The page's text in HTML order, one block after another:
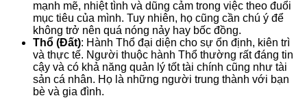
mạnh mẽ, nhiệt tình và dũng cảm trong việc theo đuổi
mục tiêu của mình. Tuy nhiên, họ cũng cần chú ý để
không trở nên quá nóng nảy hay bốc đồng.
Thổ (Đất): Hành Thổ đại diện cho sự ổn định, kiên trì
và thực tế. Người thuộc hành Thổ thường rất đáng tin
cậy và có khả năng quản lý tốt tài chính cũng như tài
sản cá nhân. Họ là những người trung thành với bạn
bè và gia đình.